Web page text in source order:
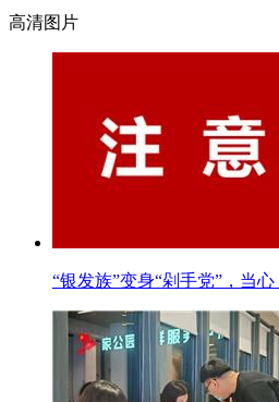
高清图片
“银发族”变身“剁手党”，当